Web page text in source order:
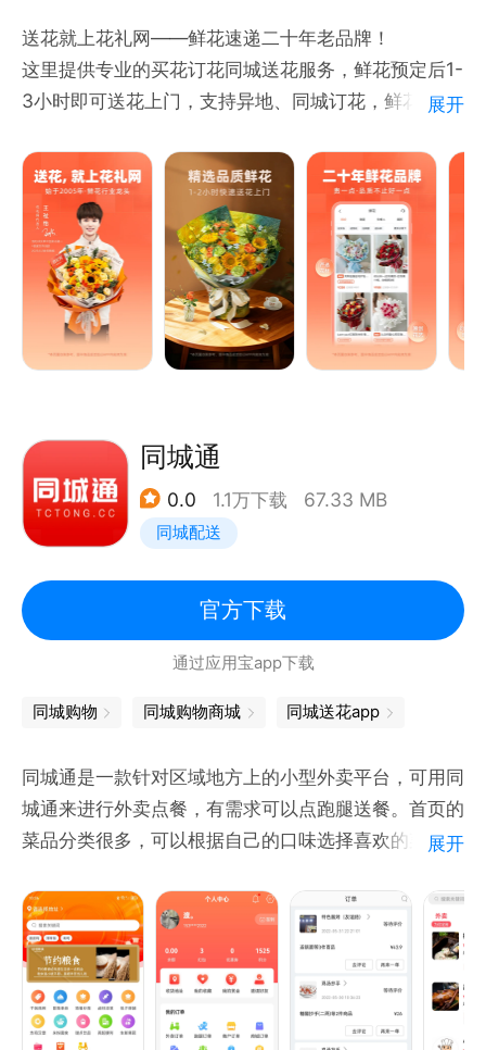
送花就上花礼网——鲜花速递二十年老品牌！
这里提供专业的买花订花同城送花服务，鲜花预定后1-
3小时即可送花上门，支持异地、同城订花，鲜花配送
送花变得更简单！
花礼网拥有一支专业花艺师团队，持续打造备受欢迎的
原创鲜花和永生花等花艺产品；同时，联合众多知名品
牌，为您提供高品质鲜花、蛋糕、巧克力、口红香水、
饰品、创意礼品等，是一站式服务的鲜花网购和礼品选
购平台。
如情人节、母亲节、七夕节、520、教师节、圣诞节、
生日纪念日、周年纪念日、恋爱纪念日、祝贺、道歉、
感谢、慰问、传递幸福...
【品质鲜花】
甄选优质新鲜花材，12道品控标准，确保鲜花品质稳
有设计感的原创鲜花，让您的鲜花与众不同；
【花品齐全】
玫瑰、百合、康乃馨、蓝色妖姬、向日葵、郁金香、永
生花...上千款新鲜时令花卉搭配，满足您各种场合的买
花需求；
展开
同城通
0.0 1.1万下载 67.33 MB
同城配送
官方下载
通过应用宝app下载
同城购物 同城购物商城 同城送花app
同城通是一款针对区域地方上的小型外卖平台，可用同
城通来进行外卖点餐，有需求可以点跑腿送餐。首页的
菜品分类很多，可以根据自己的口味选择喜欢的菜品进
展开